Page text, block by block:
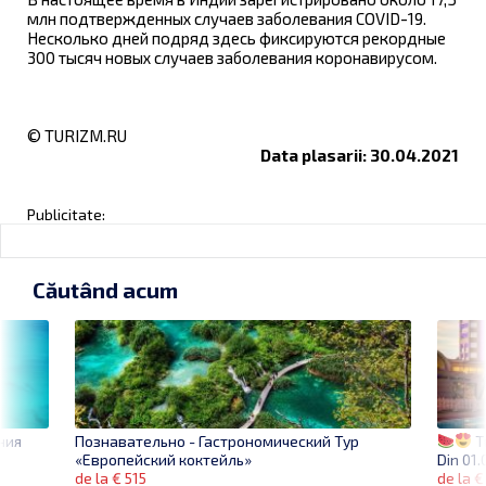
млн подтвержденных случаев заболевания COVID-19.
Несколько дней подряд здесь фиксируются рекордные
300 тысяч новых случаев заболевания коронавирусом.
© TURIZM.RU
Data plasarii: 30.04.2021
Publicitate:
Din
de la
Căutând acum
Познавательно - Гастрономический Тур
«Европейский коктейль»
de la € 515